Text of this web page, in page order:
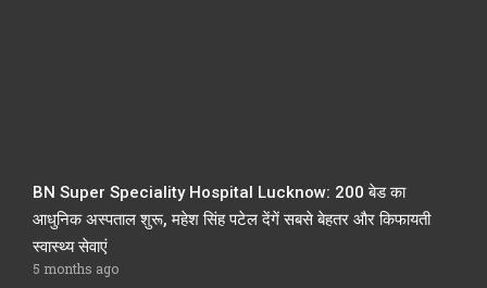
BN Super Speciality Hospital Lucknow: 200 बेड का
आधुनिक अस्पताल शुरू, महेश सिंह पटेल देंगें सबसे बेहतर और किफायती
स्वास्थ्य सेवाएं
5 months ago